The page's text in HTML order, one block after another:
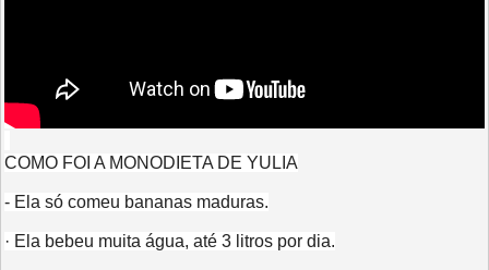
COMO FOI A MONODIETA DE YULIA
- Ela só comeu bananas maduras.
· Ela bebeu muita água, até 3 litros por dia.